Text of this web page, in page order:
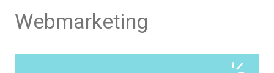
Webmarketing